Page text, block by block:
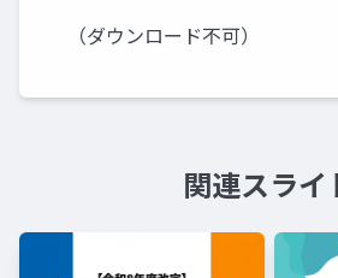
（ダウンロード不可）
関連スライ